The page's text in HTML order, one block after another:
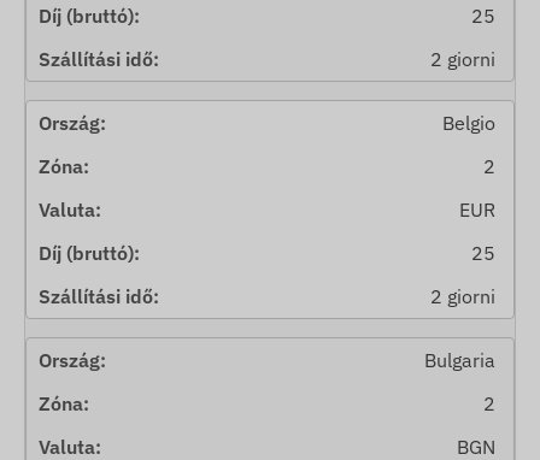
25
2 giorni
Belgio
2
EUR
25
2 giorni
Bulgaria
2
BGN